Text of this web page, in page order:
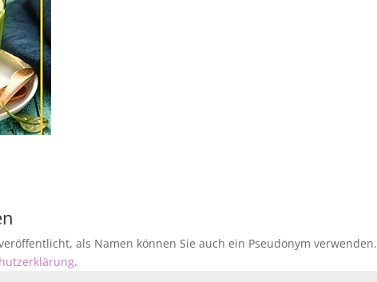
als Namen können Sie auch ein Pseudonym verwenden.
.